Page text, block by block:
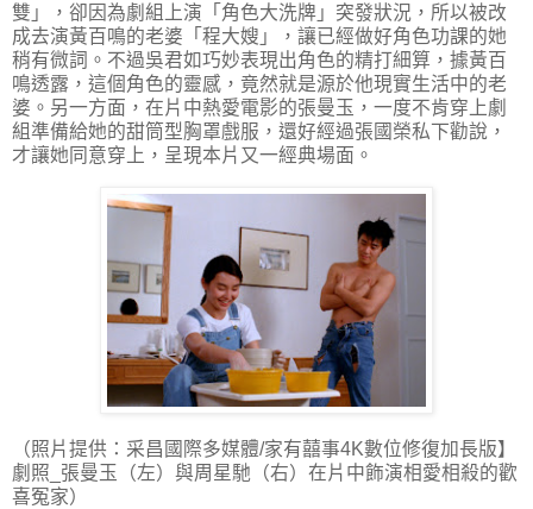
雙」，卻因為劇組上演「角色大洗牌」突發狀況，所以被改
成去演黃百鳴的老婆「程大嫂」，讓已經做好角色功課的她
稍有微詞。不過吳君如巧妙表現出角色的精打細算，據黃百
鳴透露，這個角色的靈感，竟然就是源於他現實生活中的老
婆。另一方面，在片中熱愛電影的張曼玉，一度不肯穿上劇
組準備給她的甜筒型胸罩戲服，還好經過張國榮私下勸說，
才讓她同意穿上，呈現本片又一經典場面。
（照片提供：采昌國際多媒體/家有囍事4K數位修復加長版】
劇照_張曼玉（左）與周星馳（右）在片中飾演相愛相殺的歡
喜冤家）